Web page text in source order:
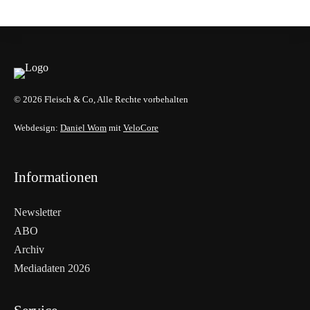
© 2026 Fleisch & Co, Alle Rechte vorbehalten
Webdesign: Daniel Wom mit VeloCore
Informationen
Newsletter
ABO
Archiv
Mediadaten 2026